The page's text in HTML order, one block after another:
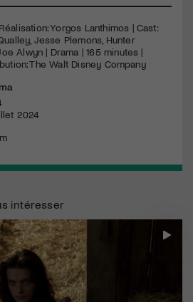
Yorgos Lanthimos | Cast:
Jesse Plemons, Hunter
Alwyn | Drama | 165 minutes |
The Walt Disney Company
2024
intéresser